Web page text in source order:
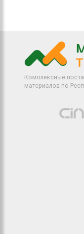
Комплексные
материалов по